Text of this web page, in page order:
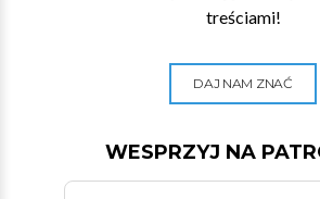
treściami!
DAJ NAM ZNAĆ
WESPRZYJ NA